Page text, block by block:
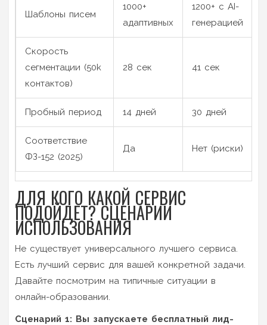
Шаблоны писем
1000+
адаптивных
1200+ с AI-
генерацией
Скорость
сегментации (50k
контактов)
28 сек 41 сек
Пробный период 14 дней 30 дней
Соответствие
ФЗ-152 (2025)
Да Нет (риски)
ДЛЯ КОГО КАКОЙ СЕРВИС
ПОДОЙДЕТ? СЦЕНАРИИ
ИСПОЛЬЗОВАНИЯ
Не существует универсального лучшего сервиса.
Есть лучший сервис для вашей конкретной задачи.
Давайте посмотрим на типичные ситуации в
онлайн-образовании.
Сценарий 1: Вы запускаете бесплатный лид-